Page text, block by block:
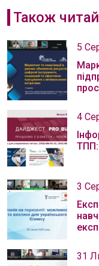
Також
5
4
ТПП:
3
31